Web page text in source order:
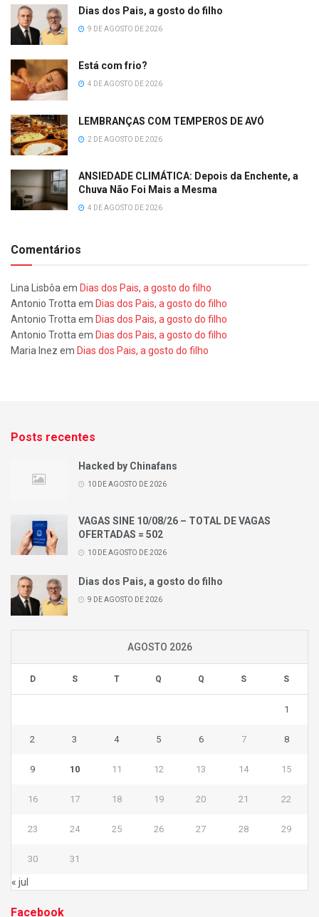
Dias dos Pais, a gosto do filho
9 DE AGOSTO DE 2026
Está com frio?
4 DE AGOSTO DE 2026
LEMBRANÇAS COM TEMPEROS DE AVÓ
2 DE AGOSTO DE 2026
ANSIEDADE CLIMÁTICA: Depois da Enchente, a
Chuva Não Foi Mais a Mesma
4 DE AGOSTO DE 2026
Comentários
Lina Lisbôa em Dias dos Pais, a gosto do filho
Antonio Trotta em Dias dos Pais, a gosto do filho
Antonio Trotta em Dias dos Pais, a gosto do filho
Antonio Trotta em Dias dos Pais, a gosto do filho
Maria Inez em Dias dos Pais, a gosto do filho
Posts recentes
Hacked by Chinafans
10 DE AGOSTO DE 2026
VAGAS SINE 10/08/26 – TOTAL DE VAGAS
OFERTADAS = 502
10 DE AGOSTO DE 2026
Dias dos Pais, a gosto do filho
9 DE AGOSTO DE 2026
AGOSTO 2026
D S T Q Q S S
1
2 3 4 5 6 7 8
9 10 11 12 13 14 15
16 17 18 19 20 21 22
23 24 25 26 27 28 29
30 31
« jul
Facebook